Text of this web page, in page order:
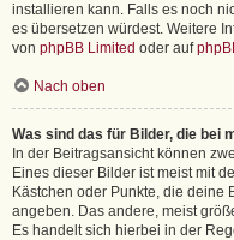
installieren kann. Falls es noch
es übersetzen würdest. Weitere
von phpBB Limited oder auf
Nach oben
Was sind das für Bilder, die bei
In der Beitragsansicht können
Eines dieser Bilder ist meist mit
Kästchen oder Punkte, die deine
angeben. Das andere, meist
Es handelt sich hierbei in der